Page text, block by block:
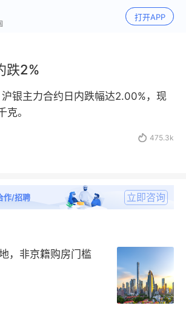
打开APP
跌2%
银主力合约日内跌幅达2.00%，现
。
 475.3k
作/招聘 立即咨询
，非京籍购房门槛